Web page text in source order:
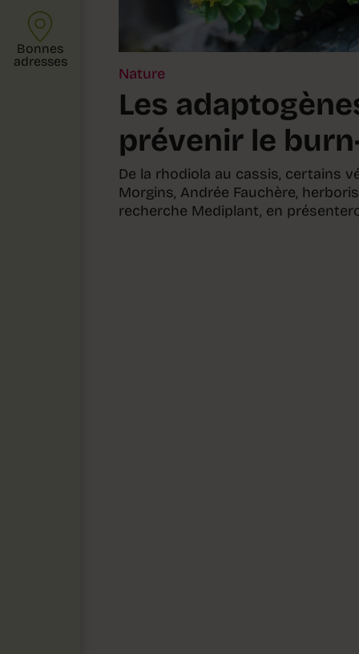
Nature
Les
prévenir le
De la rhodiola au cassis, certains
Morgins, Andrée Fauchère,
recherche Mediplant, en
Bonnes
adresses